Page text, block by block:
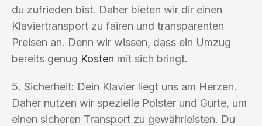
du zufrieden bist. Daher bieten wir dir einen
Klaviertransport zu fairen und transparenten
Preisen an. Denn wir wissen, dass ein Umzug
bereits genug Kosten mit sich bringt.
5. Sicherheit: Dein Klavier liegt uns am Herzen.
Daher nutzen wir spezielle Polster und Gurte, um
einen sicheren Transport zu gewährleisten. Du